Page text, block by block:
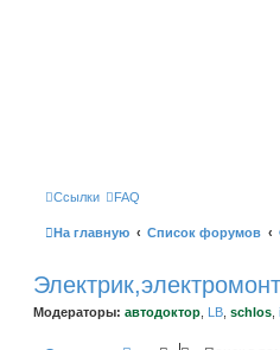
Ссылки FAQ
На главную Список форумов
Модераторы: автодоктор LB schlos